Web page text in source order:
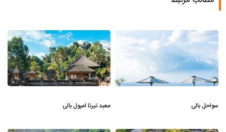
سواحل بالی معبد تیرتا امپول بالی